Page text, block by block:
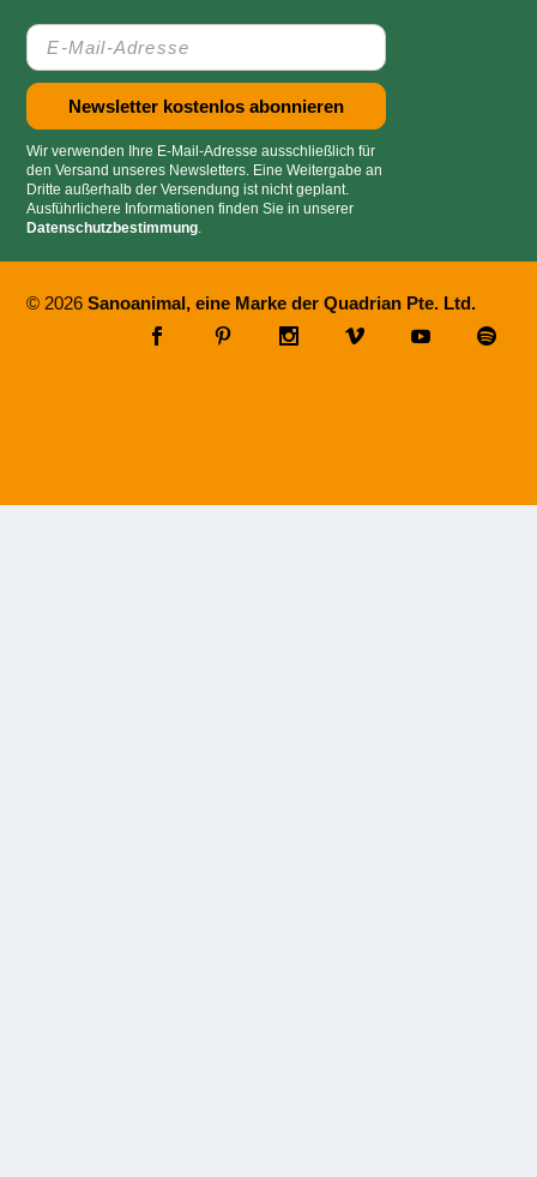
Wir verwenden Ihre E-Mail-Adresse ausschließlich für
den Versand unseres Newsletters. Eine Weitergabe an
Dritte außerhalb der Versendung ist nicht geplant.
Ausführlichere Informationen finden Sie in unserer
Datenschutzbestimmung
© 2026Sanoanimal, eine Marke der Quadrian Pte. Ltd.